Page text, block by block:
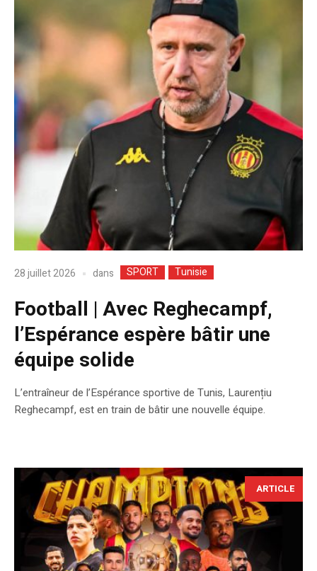
28 juillet 2026 dans SPORT Tunisie
Football | Avec Reghecampf,
l’Espérance espère bâtir une
équipe solide
L’entraîneur de l’Espérance sportive de Tunis, Laurențiu
Reghecampf, est en train de bâtir une nouvelle équipe.
ARTICLE